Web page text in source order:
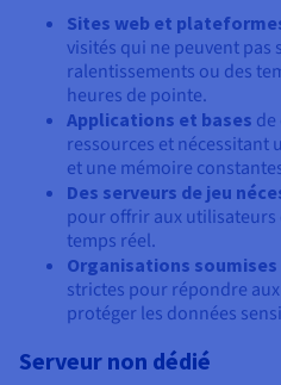
Sites web et
visités qui ne peuvent pas
ralentissements ou des
heures de pointe.
Applications et bases
ressources et nécessitant
et une mémoire
Des serveurs de jeu
pour offrir aux utilisateurs
temps réel.
Organisations
strictes pour répondre
protéger les données
Serveur non dédié